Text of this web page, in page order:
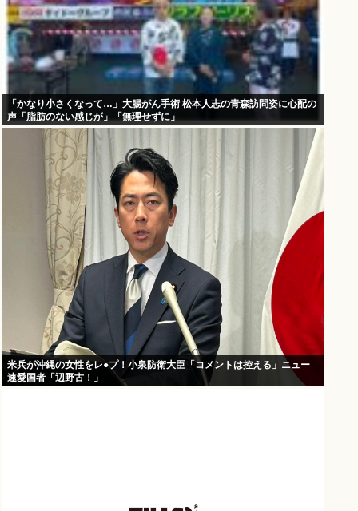
「かなり小さくなって…」大腸がん手術 松本人志の青森訪問姿に心配の
声「脂肪のない感じが」「無理せずに」
米兵が沖縄の女性をレ●プ！小泉防衛大臣「コメントは控える」ニュー
速愛国者「辺野古！」